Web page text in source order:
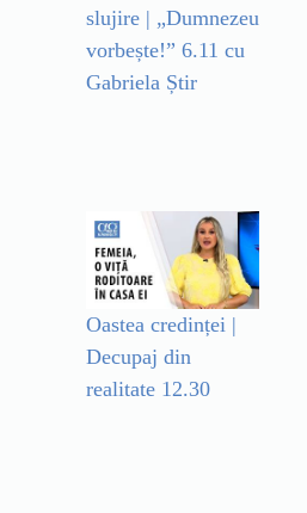
slujire | „Dumnezeu
vorbește!” 6.11 cu
Gabriela Știr
Oastea credinței |
Decupaj din
realitate 12.30